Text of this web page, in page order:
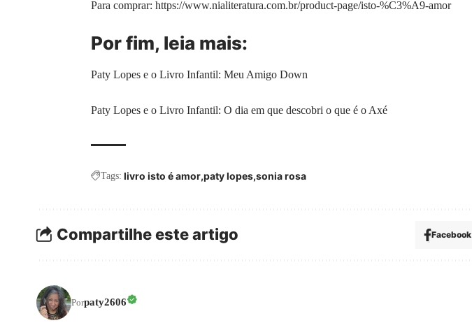
Para comprar: https://www.nialiteratura.com.br/product-page/isto-%C3%A9-amor
Por fim, leia mais:
Paty Lopes e o Livro Infantil: Meu Amigo Down
Paty Lopes e o Livro Infantil: O dia em que descobri o que é o Axé
Tags: livro isto é amor paty lopes sonia rosa
Compartilhe este artigo Facebook
Porpaty2606